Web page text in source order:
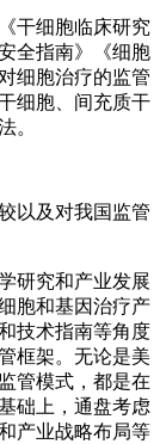
干细胞临床研究
全指南》《细胞
细胞治疗的监管
细胞、间充质干
。
以及对我国监管
研究和产业发展
胞和基因治疗产
技术指南等角度
框架。无论是美
管模式，都是在
础上，通盘考虑
产业战略布局等